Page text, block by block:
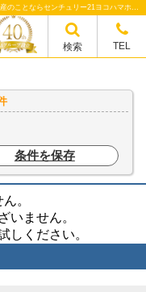
横浜市戸塚区 バルコニー ｜賃貸物件一覧｜横浜市の賃貸・不動産のことならセンチュリー21ヨコハマホームへ！横浜市の賃貸仲介や不動産売却・買取、不動産管理など不動産のことならなんでもご相談ください。
検索 TEL
条件を保存
。
いません。
しください。